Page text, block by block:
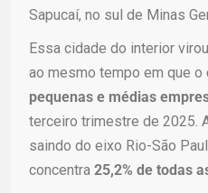
Sapucaí, no sul de Minas
Essa cidade do interior
ao mesmo tempo em que o
pequenas e médias
terceiro trimestre de 2025.
saindo do eixo Rio-São
concentra 25,2% de todas